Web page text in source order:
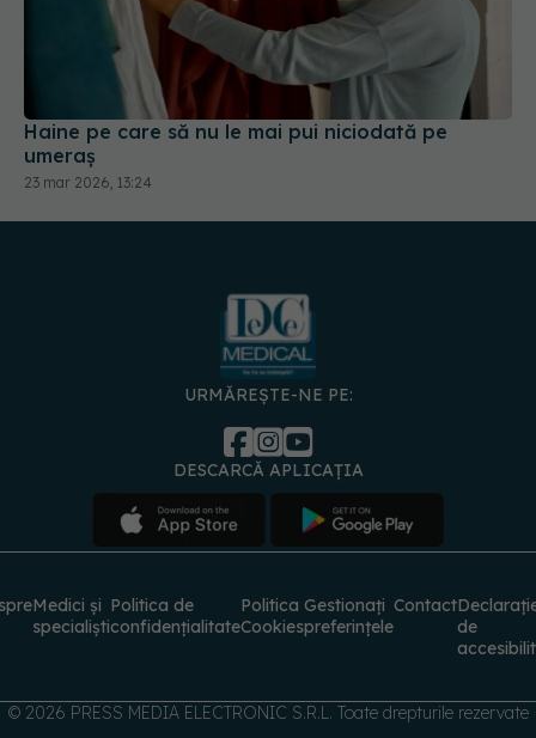
Haine pe care să nu le mai pui niciodată pe
umeraș
23 mar 2026, 13:24
URMĂREȘTE-NE PE:
DESCARCĂ APLICAȚIA
Medici și
specialiști
Politica de
confidențialitate
Politica
Cookies
Gestionați
preferințele
Contact
de
© 2026 PRESS MEDIA ELECTRONIC S.R.L. Toate drepturile rezervate